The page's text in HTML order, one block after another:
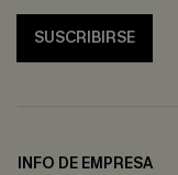
SUSCRIBIRSE
INFO DE EMPRESA